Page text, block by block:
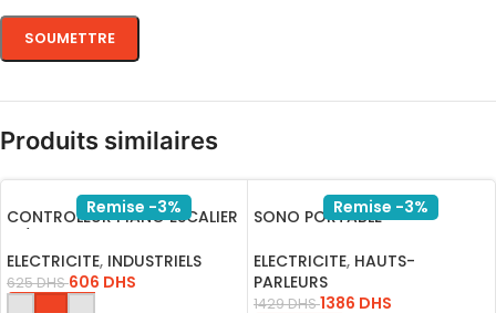
Produits similaires
Remise -3%
CONTROLEUR PIANO ESCALIER
ELECTRICITE, INDUSTRIELS
625DHS 606 DHS
Remise -3%
SONO PORTABLE
USB-BLUET-FM-SD
ELECTRICITE, HAUTS-
PARLEURS
1429DHS1386 DHS